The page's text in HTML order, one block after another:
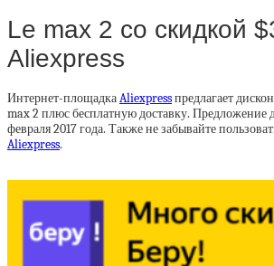
Le max 2 со скидкой
Aliexpress
Интернет-площадкаAliexpressпредлагает
max 2 плюс бесплатную доставку. Предложение
февраля 2017 года. Также не забывайте
Aliexpress.